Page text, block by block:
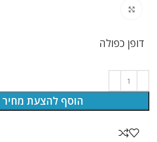
דופן כפולה
הוסף להצעת מחיר